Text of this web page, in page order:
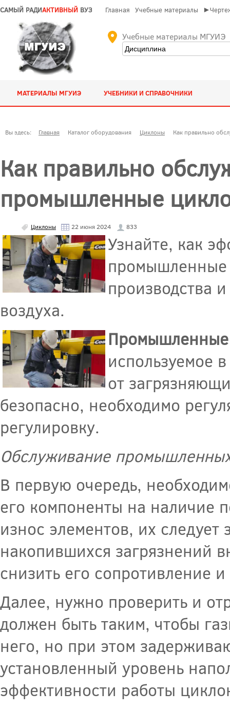
САМЫЙ РАДИАКТИВНЫЙ ВУЗ Главная Учебные материалы
Учебные материалы МГУИЭ
МАТЕРИАЛЫ МГУИЭ УЧЕБНИКИ И СПРАВОЧНИКИ
Вы здесь: Главная Каталог оборудования Циклоны Как правильно
Как правильно
промышленные
Циклоны 22 июня 2024 833
Узнайте, как
промышленные
производства
воздуха.
используемое
от
безопасно, необходимо
регулировку.
Обслуживание
В первую очередь,
его компоненты на наличие
износ элементов, их
накопившихся загрязнений
снизить его сопротивление
Далее, нужно проверить и
должен быть таким, чтобы
него, но при этом
установленный уровень
эффективности работы